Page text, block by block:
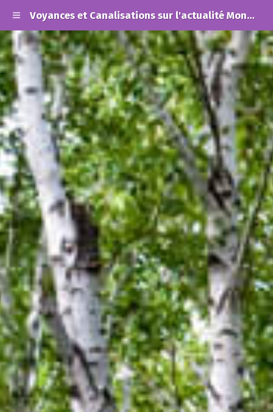
Voyances et Canalisations sur l'actualité Mondiale et les Alertes